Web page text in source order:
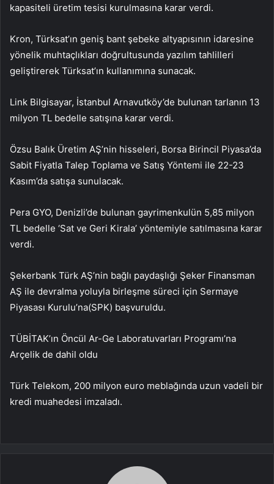
kapasiteli üretim tesisi kurulmasına karar verdi.
Kron, Türksat’ın geniş bant şebeke altyapısının idaresine
yönelik muhtaçlıkları doğrultusunda yazılım tahlilleri
geliştirerek Türksat’ın kullanımına sunacak.
Link Bilgisayar, İstanbul Arnavutköy’de bulunan tarlanın 13
milyon TL bedelle satışına karar verdi.
Özsu Balık Üretim AŞ’nin hisseleri, Borsa Birincil Piyasa’da
Sabit Fiyatla Talep Toplama ve Satış Yöntemi ile 22-23
Kasım’da satışa sunulacak.
Pera GYO, Denizli’de bulunan gayrimenkulün 5,85 milyon
TL bedelle ‘Sat ve Geri Kirala’ yöntemiyle satılmasına karar
verdi.
Şekerbank Türk AŞ’nin bağlı paydaşlığı Şeker Finansman
AŞ ile devralma yoluyla birleşme süreci için Sermaye
Piyasası Kurulu’na(SPK) başvuruldu.
TÜBİTAK’ın Öncül Ar-Ge Laboratuvarları Programı’na
Arçelik de dahil oldu
Türk Telekom, 200 milyon euro meblağında uzun vadeli bir
kredi muahedesi imzaladı.